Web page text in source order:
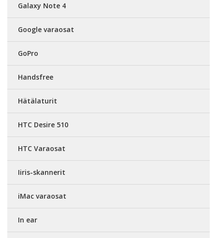
Galaxy Note 4
Google varaosat
GoPro
Handsfree
Hätälaturit
HTC Desire 510
HTC Varaosat
Iiris-skannerit
iMac varaosat
In ear